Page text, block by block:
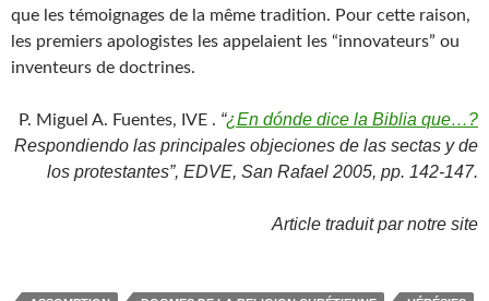
que les témoignages de la même tradition. Pour cette raison,
les premiers apologistes les appelaient les “innovateurs” ou
inventeurs de doctrines.
P. Miguel A. Fuentes, IVE . “¿En dónde dice la Biblia que…?
Respondiendo las principales objeciones de las sectas y de
los protestantes”, EDVE, San Rafael 2005, pp. 142-147.
Article traduit par notre site